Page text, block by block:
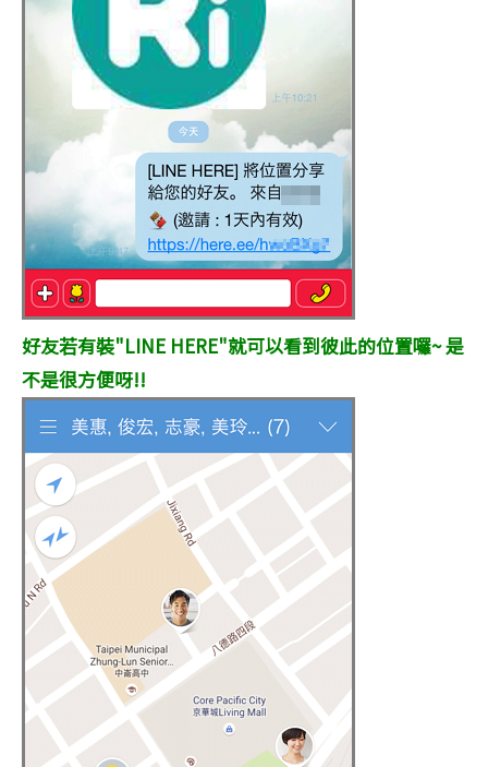
好友若有裝"LINE HERE"就可以看到彼此的位置囉~ 是
不是很方便呀!!